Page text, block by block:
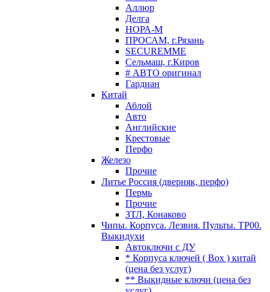
Аллюр
Делга
НОРА-М
ПРОСАМ, г.Рязань
SECUREMME
Сельмаш, г.Киров
# АВТО оригинал
Гардиан
Китай
Аблой
Авто
Английские
Крестовые
Перфо
Железо
Прочие
Литье Россия (дверняк, перфо)
Пермь
Прочие
ЗТЛ, Конаково
Чипы. Корпуса. Лезвия. Пульты. TP00.
Выкидухи
Автоключи с ДУ
* Корпуса ключей ( Box ) китай
(цена без услуг)
** Выкидные ключи (цена без